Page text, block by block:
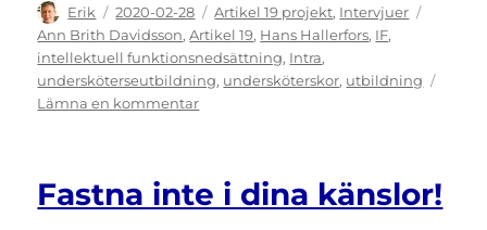
Författare
Erik
Publicerat
den
2020-02-28 Kategorier
Artikel 19 projekt, Intervjuer
Ann Brith Davidsson,Artikel 19, Hans Hallerfors, IF,
intellektuell funktionsnedsättning, Intra,
undersköterseutbildning, undersköterskor, utbildning
Lämna en kommentartill
till
Fastna inte i dina känslor!